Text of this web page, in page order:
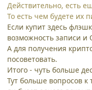
Действительно, есть
То есть чем будете их
Если купит здесь
возможность записи и
А для получения
посоветовать.
Итого - чуть больше
Тут больше вопросов к